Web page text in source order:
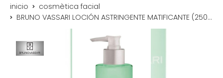
inicio
cosmètica facial
BRUNO VASSARI LOCIÓN ASTRINGENTE MATIFICANTE (250ml)